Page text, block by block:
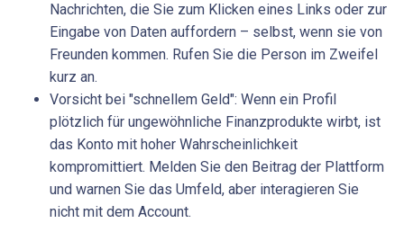
Nachrichten, die Sie zum Klicken eines Links oder zur
Eingabe von Daten auffordern – selbst, wenn sie von
Freunden kommen. Rufen Sie die Person im Zweifel
kurz an.
Vorsicht bei "schnellem Geld": Wenn ein Profil
plötzlich für ungewöhnliche Finanzprodukte wirbt, ist
das Konto mit hoher Wahrscheinlichkeit
kompromittiert. Melden Sie den Beitrag der Plattform
und warnen Sie das Umfeld, aber interagieren Sie
nicht mit dem Account.